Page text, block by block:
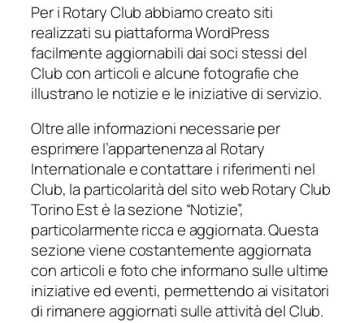
Per i Rotary Club abbiamo creato siti
realizzati su piattaforma WordPress
facilmente aggiornabili dai soci stessi del
Club con articoli e alcune fotografie che
illustrano le notizie e le iniziative di servizio.
Oltre alle informazioni necessarie per
esprimere l’appartenenza al Rotary
Internationale e contattare i riferimenti nel
Club, la particolarità del sito web Rotary Club
Torino Est è la sezione “Notizie”,
particolarmente ricca e aggiornata. Questa
sezione viene costantemente aggiornata
con articoli e foto che informano sulle ultime
iniziative ed eventi, permettendo ai visitatori
di rimanere aggiornati sulle attività del Club.